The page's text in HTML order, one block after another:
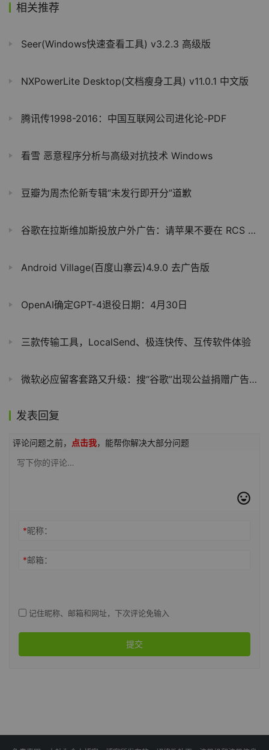
相关推荐
Seer(Windows快速查看工具) v3.2.3 高级版
NXPowerLite Desktop(文档瘦身工具) v11.0.1 中文版
腾讯传1998-2016：中国互联网公司进化论-PDF
看雪 恶意程序分析与高级对抗技术 Windows
豆瓣为周杰伦新专辑“未发行即开分”道歉
谷歌在拉斯维加斯投放户外广告：请苹果不要在 RCS 上掉链子
Android Village(百度山寨云)4.9.0 去广告版
OpenAI确定GPT-4退役日期：4月30日
三款传输工具，LocalSend、极连快传、互传软件体验
微软必应留客套路又升级：搜“谷歌”出现公益捐赠广告，还有 “类谷歌” 搜索框
发表回复
评论问题之前， 点击我，能帮你解决大部分问题
*昵称：
*邮箱：
记住昵称、邮箱和网址，下次评论免输入
提交